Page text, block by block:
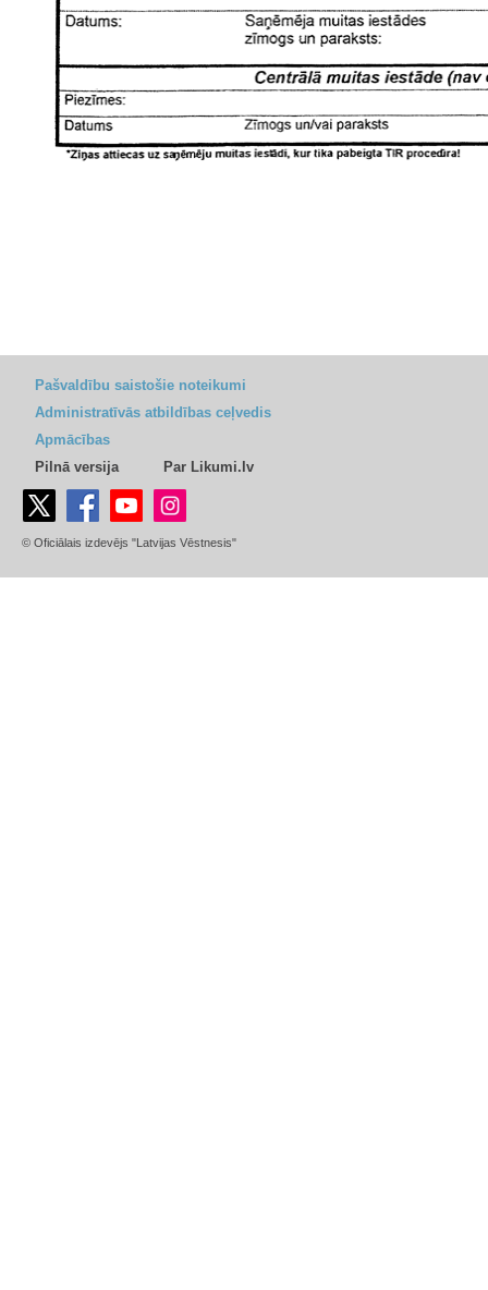
Pašvaldību saistošie noteikumi
Administratīvās atbildības ceļvedis
Apmācības
Pilnā versija
Par Likumi.lv
© Oficiālais izdevējs "Latvijas Vēstnesis"